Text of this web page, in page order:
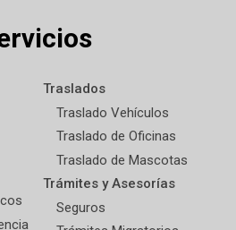
Traslados
Traslado Vehículos
Traslado de Oficinas
Traslado de Mascotas
Trámites y Asesorías
Seguros